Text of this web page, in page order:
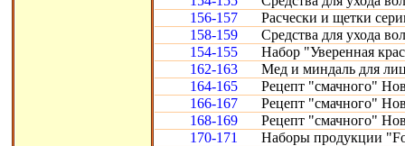
156-157
Расчески и щетки
158-159
Средства для ухода
154-155
Набор "Уверенная
162-163
Мед и миндаль для
164-165
Рецепт "смачного"
166-167
Рецепт "смачного"
168-169
Рецепт "смачного"
170-171
Наборы продукции